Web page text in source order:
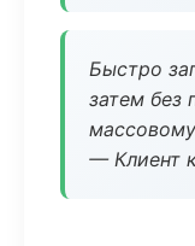
Быстро
затем без
— Клиент